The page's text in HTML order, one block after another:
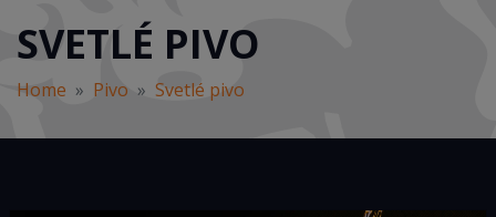
SVETLÉ PIVO
Home Pivo Svetlé pivo